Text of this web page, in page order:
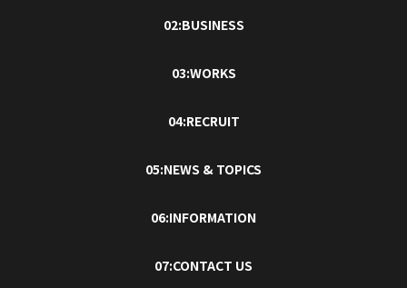
02:BUSINESS
03:WORKS
04:RECRUIT
05:NEWS & TOPICS
06:INFORMATION
07:CONTACT US